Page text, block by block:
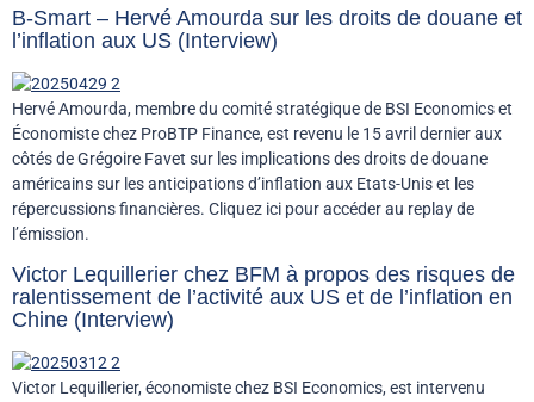
B-Smart – Hervé Amourda sur les droits de douane et
l’inflation aux US (Interview)
Hervé Amourda, membre du comité stratégique de BSI Economics et
Économiste chez ProBTP Finance, est revenu le 15 avril dernier aux
côtés de Grégoire Favet sur les implications des droits de douane
américains sur les anticipations d’inflation aux Etats-Unis et les
répercussions financières. Cliquez ici pour accéder au replay de
l’émission.
Victor Lequillerier chez BFM à propos des risques de
ralentissement de l’activité aux US et de l’inflation en
Chine (Interview)
Victor Lequillerier, économiste chez BSI Economics, est intervenu